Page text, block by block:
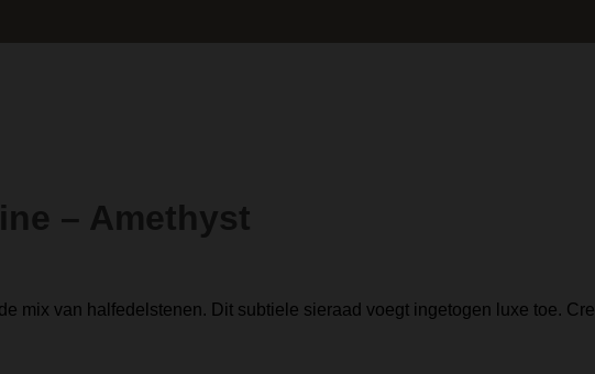
– Amethyst
mix van halfedelstenen. Dit subtiele sieraad voegt ingetogen luxe toe.